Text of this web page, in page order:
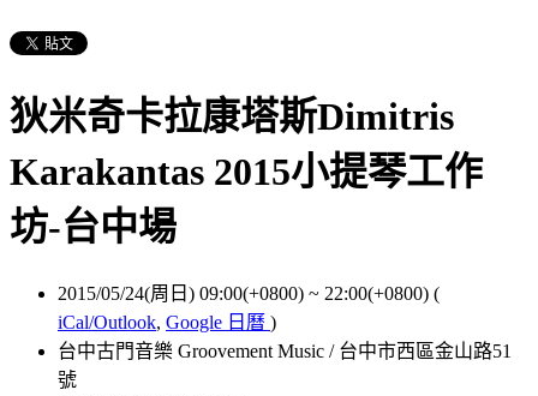
狄米奇卡拉康塔斯Dimitris
Karakantas 2015小提琴工作
坊-台中場
2015/05/24(周日) 09:00(+0800) ~ 22:00(+0800) (
iCal/Outlook, Google 日曆 )
台中古門音樂 Groovement Music / 台中市西區金山路51
號